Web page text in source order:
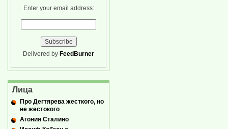
Enter your email address:
Delivered by FeedBurner
Лица
Про Дегтярева жесткого, но
не жестокого
Агония Сталино